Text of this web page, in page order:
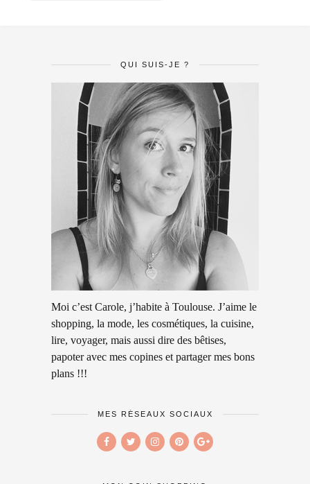
QUI SUIS-JE ?
Moi c’est Carole, j’habite à Toulouse. J’aime le
shopping, la mode, les cosmétiques, la cuisine,
lire, voyager, mais aussi dire des bêtises,
papoter avec mes copines et partager mes bons
plans !!!
MES RÉSEAUX SOCIAUX